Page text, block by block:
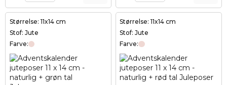
Størrelse: 11x14 cm
Stof: Jute
Farve:
Størrelse: 11x14 cm
Stof: Jute
Farve: